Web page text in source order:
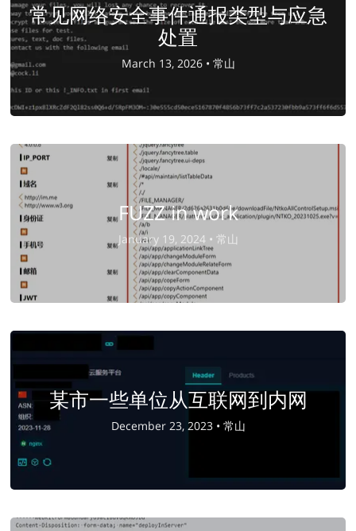
常见网络安全事件通报类型与应急
处置
March 13, 2026 • 常山
FUZZ in work
January 19, 2024 • 常山
某市一些单位从互联网到内网
December 23, 2023 • 常山